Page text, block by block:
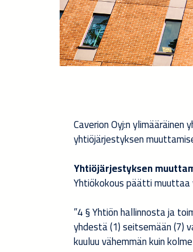
Caverion Oyj:n
yhtiöjärjestyksen
Yhtiöjärjestyksen
Yhtiökokous päätti muuttaa
”4 § Yhtiön hallinnosta ja
yhdestä (1) seitsemään (7)
kuuluu vähemmän kuin